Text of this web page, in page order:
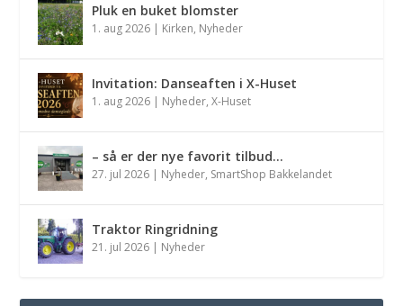
Pluk en buket blomster
1. aug 2026 | Kirken, Nyheder
Invitation: Danseaften i X-Huset
1. aug 2026 | Nyheder,X-Huset
– så er der nye favorit tilbud…
27. jul 2026 | Nyheder, SmartShop Bakkelandet
Traktor Ringridning
21. jul 2026 | Nyheder